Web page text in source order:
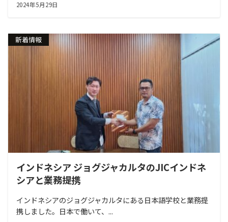
2024年5月29日
新着情報
インドネシア ジョグジャカルタのJICインドネ
シアと業務提携
インドネシアのジョグジャカルタにある日本語学校と業務提
携しました。日本で働いて、...